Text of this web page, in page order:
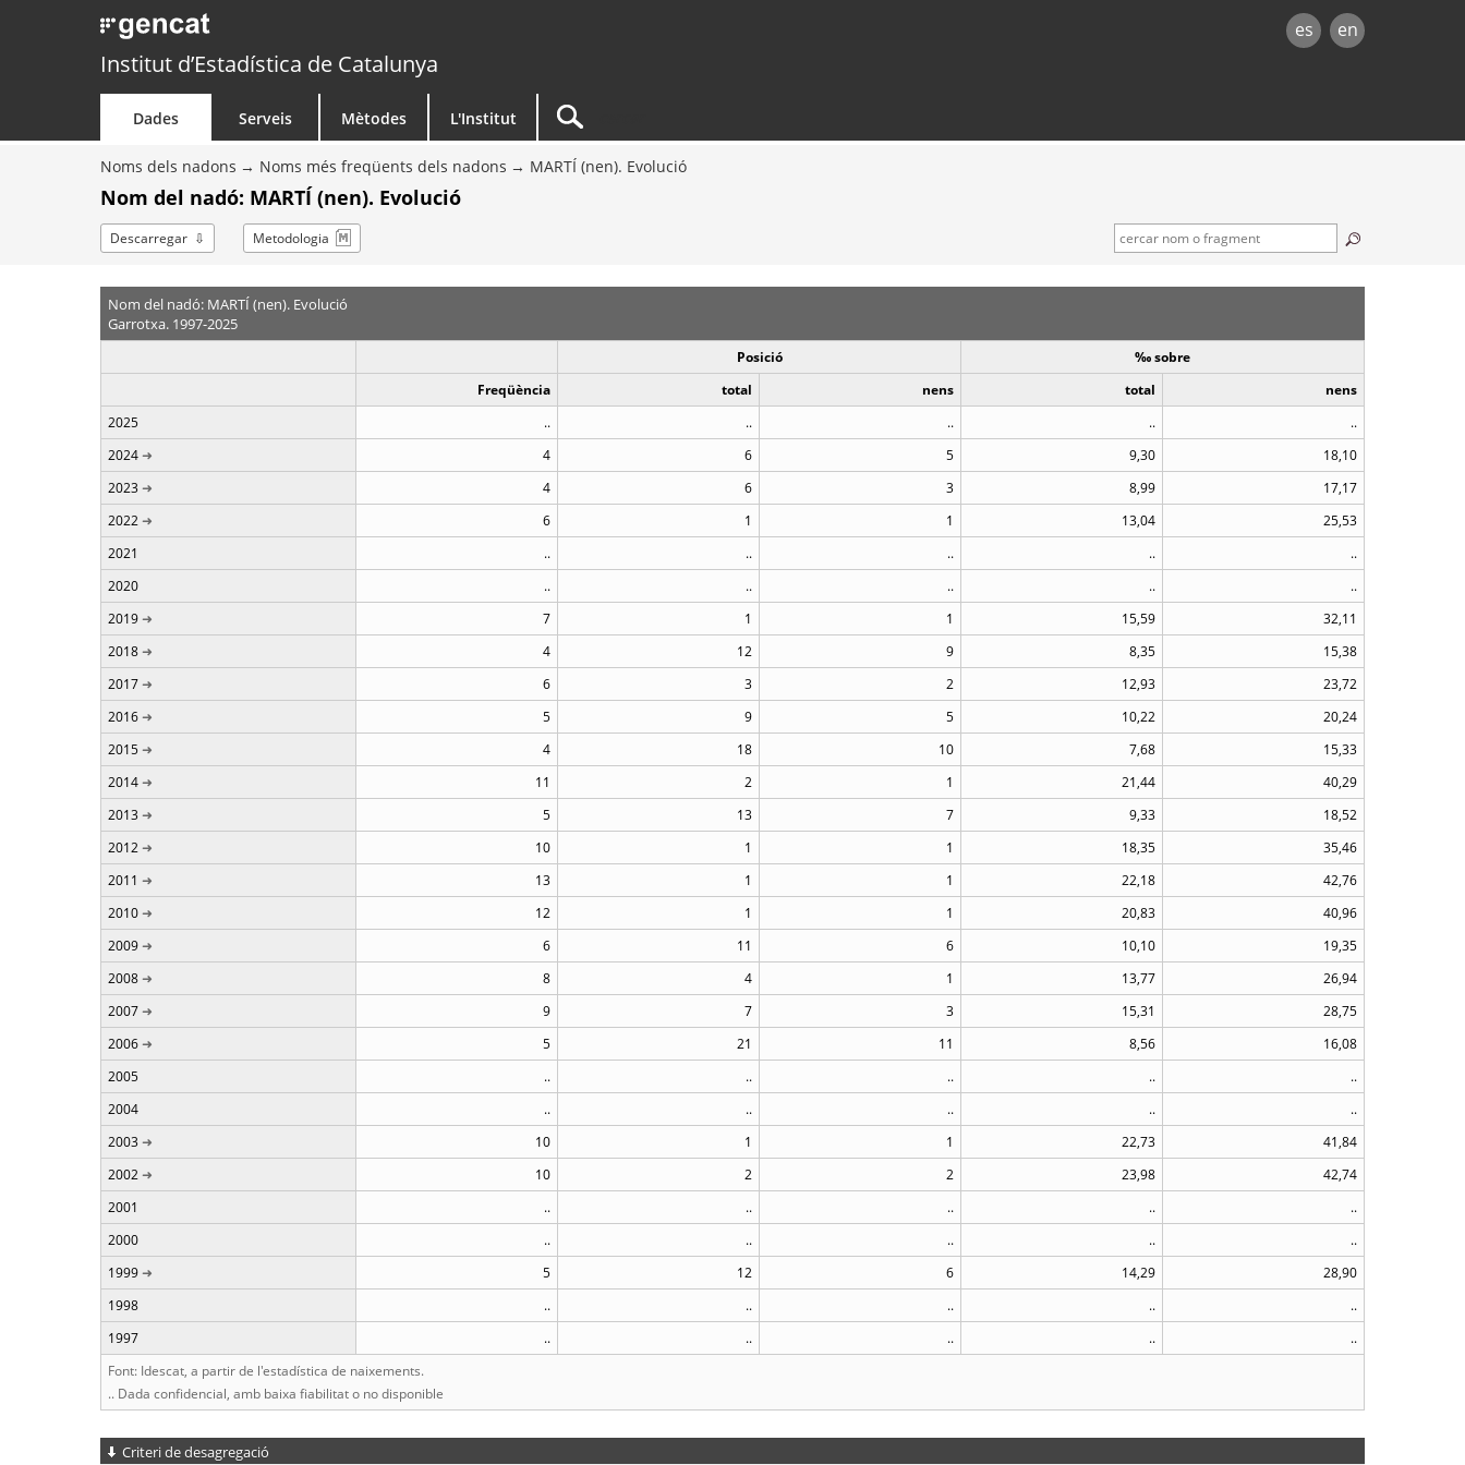
es en
Institut d’Estadística de Catalunya
Dades Serveis Mètodes L'Institut
Noms dels nadons Noms més freqüents dels nadons MARTÍ (nen). Evolució
Nom del nadó: MARTÍ (nen). Evolució
Descarregar Metodologia
Nom del nadó: MARTÍ (nen). Evolució
Garrotxa. 1997-2025
Posició
‰ sobre
Freqüència
total nens total
nens
2025
.. .. .. ..
..
2024
4 6 5 9,30
18,10
2023
4 6 3 8,99
17,17
2022
6 1 1 13,04
25,53
2021
.. .. .. ..
..
2020
.. .. .. ..
..
2019
7 1 1 15,59
32,11
2018
4 12 9 8,35
15,38
2017
6 3 2 12,93
23,72
2016
5 9 5 10,22
20,24
2015
4 18 10 7,68
15,33
2014
11 2 1 21,44
40,29
2013
5 13 7 9,33
18,52
2012
10 1 1 18,35
35,46
2011
13 1 1 22,18
42,76
2010
12 1 1 20,83
40,96
2009
6 11 6 10,10
19,35
2008
8 4 1 13,77
26,94
2007
9 7 3 15,31
28,75
2006
5 21 11 8,56
16,08
2005
.. .. .. ..
..
2004
.. .. .. ..
..
2003
10 1 1 22,73
41,84
2002
10 2 2 23,98
42,74
2001
.. .. .. ..
..
2000
.. .. .. ..
..
1999
5 12 6 14,29
28,90
1998
.. .. .. ..
..
1997
.. .. .. ..
..
Font: Idescat, a partir de l'estadística de naixements.
.. Dada confidencial, amb baixa fiabilitat o no disponible
Criteri de desagregació